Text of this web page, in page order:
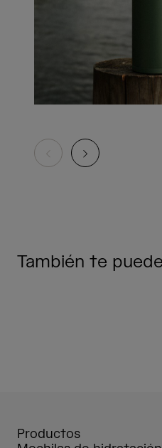
También te
Productos